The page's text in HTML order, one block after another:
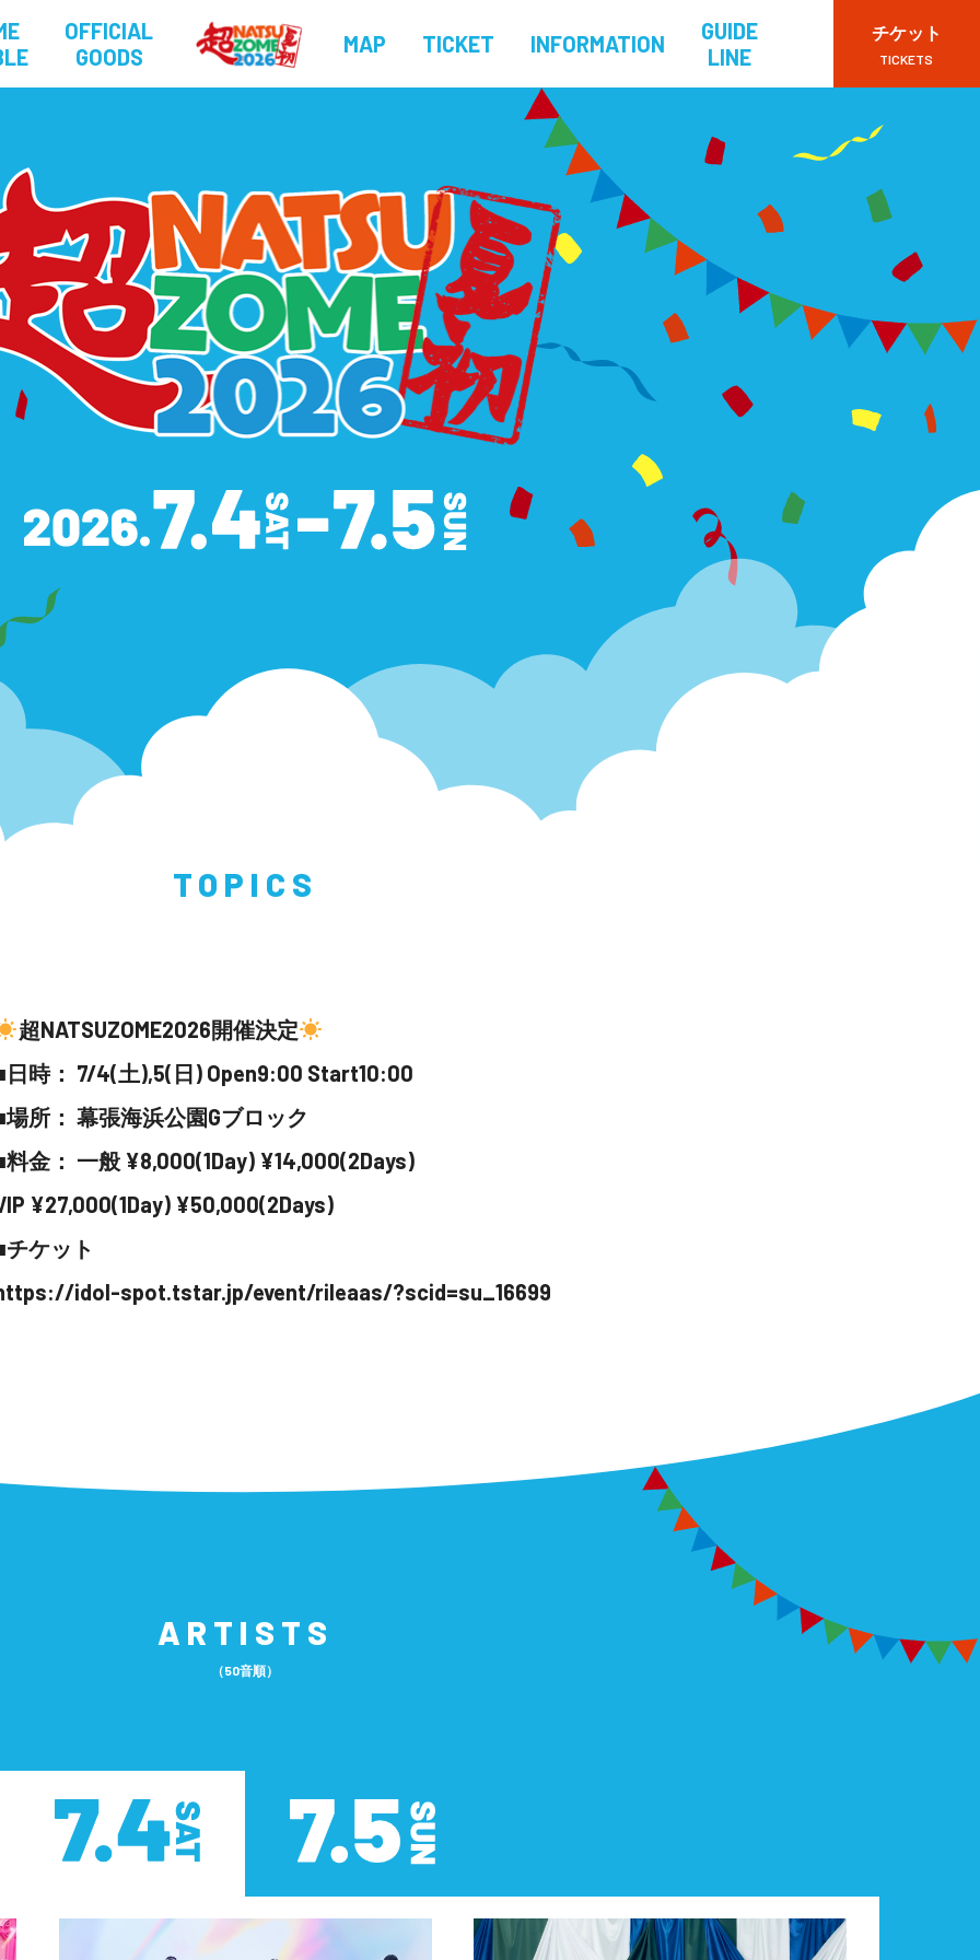
OFFICIAL
GOODS
MAP TICKET INFORMATION
GUIDE
LINE
チケット
TICKETS
TOPICS
超NATSUZOME2026開催決定
日時： 7/4(土),5(日) Open9:00 Start10:00
場所： 幕張海浜公園Gブロック
料金： 一般 ¥8,000(1Day) ¥14,000(2Days)
¥27,000(1Day) ¥50,000(2Days)
チケット
idol-spot.tstar.jp/event/rileaas/?scid=su_16699
ARTISTS
（50音順）